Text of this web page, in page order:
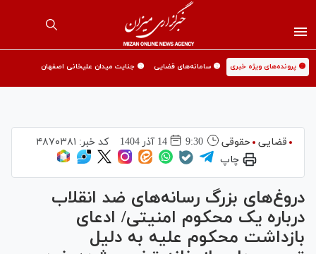
🟡 پرونده‌های ویژه خبری 🟡 سامانه‌های قضایی 🟡 جنایت میدان علیخانی اصفهان
قضایی حقوقی 9:30 14 آذر 1404 کد خبر: ۴۸۷۰۳۸۱
چاپ
دروغ‌های بزرگ رسانه‌های ضد انقلاب
درباره یک محکوم امنیتی/ ادعای
بازداشت محکوم علیه به دلیل